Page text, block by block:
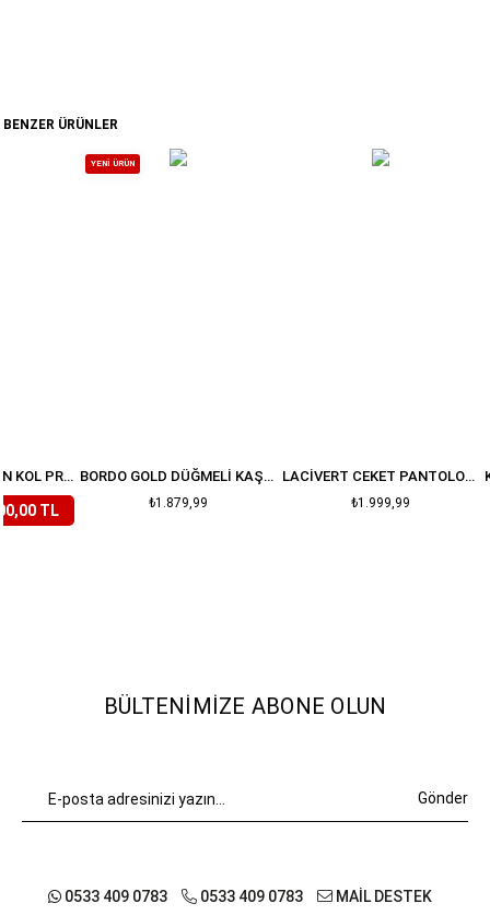
BENZER ÜRÜNLER
LILA ÇIÇEKLI BALON KOL PREMIUM TAKIM
TL
BORDO GOLD DÜĞMELI KAŞE ETEK CEKET TAKIM
₺1.879,99
YENI ÜRÜN
LACIVERT CEKET PANTOLON DENIM TAKIM
₺1.999,99
BÜLTENIMIZE ABONE OLUN
Gönder
0533 409 0783 0533 409 0783 MAİL DESTEK